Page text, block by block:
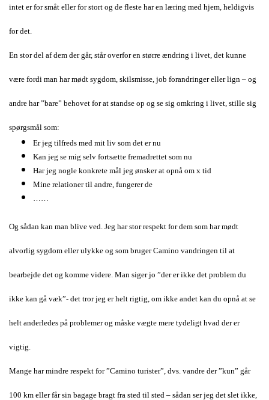
intet er for småt eller for stort og de fleste har en læring med hjem, heldigvis
for det.
En stor del af dem der går, står overfor en større ændring i livet, det kunne
være fordi man har mødt sygdom, skilsmisse, job forandringer eller lign – og
andre har ”bare” behovet for at standse op og se sig omkring i livet, stille sig
spørgsmål som:
Er jeg tilfreds med mit liv som det er nu
Kan jeg se mig selv fortsætte fremadrettet som nu
Har jeg nogle konkrete mål jeg ønsker at opnå om x tid
Mine relationer til andre, fungerer de
……
Og sådan kan man blive ved. Jeg har stor respekt for dem som har mødt
alvorlig sygdom eller ulykke og som bruger Camino vandringen til at
bearbejde det og komme videre. Man siger jo ”der er ikke det problem du
ikke kan gå væk”- det tror jeg er helt rigtig, om ikke andet kan du opnå at se
helt anderledes på problemer og måske vægte mere tydeligt hvad der er
vigtig.
Mange har mindre respekt for ”Camino turister”, dvs. vandre der ”kun” går
100 km eller får sin bagage bragt fra sted til sted – sådan ser jeg det slet ikke,